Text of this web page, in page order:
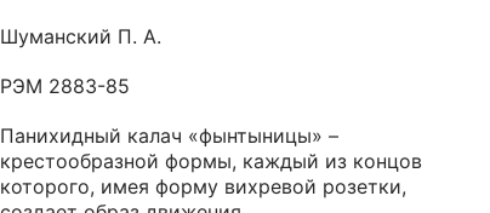
Шуманский П. А.
РЭМ 2883-85
Панихидный калач «фынтыницы» –
крестообразной формы, каждый из концов
которого, имея форму вихревой розетки,